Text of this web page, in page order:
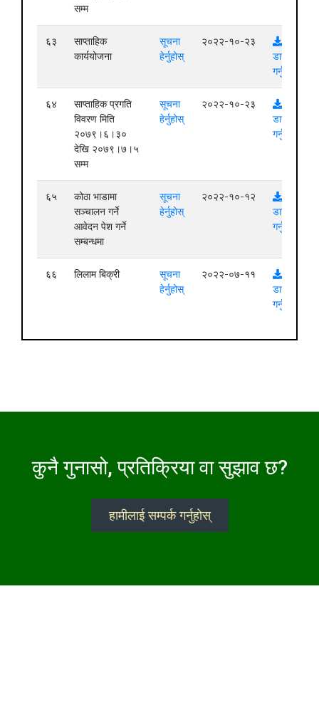
सम्म
६३
साप्ताहिक
कार्ययोजना
सूचना
हेर्नुहोस्
२०२२-१०-२३
डाउनलोड
गर्नुहोस्
६४
साप्ताहिक प्रगति
विवरण मिति
२०७९।६।३०
देखि २०७९।७।५
सम्म
सूचना
हेर्नुहोस्
२०२२-१०-२३
डाउनलोड
गर्नुहोस्
६५
कोठा भाडामा
सञ्चालन गर्ने
आवेदन पेश गर्ने
सम्बन्धमा
सूचना
हेर्नुहोस्
२०२२-१०-१२
डाउनलोड
गर्नुहोस्
६६ लिलाम बिक्री
सूचना
हेर्नुहोस्
२०२२-०७-११
डाउनलोड
गर्नुहोस्
कुनै गुनासो, प्रतिक्रिया वा सुझाव छ?
हामीलाई सम्पर्क गर्नुहोस्